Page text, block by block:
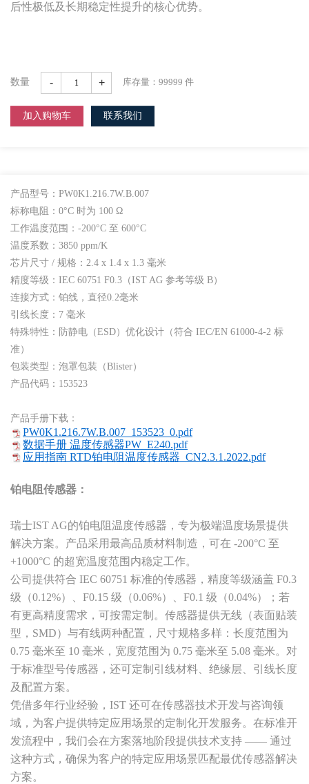
后性极低及长期稳定性提升的核心优势。
数量 - + 库存量： 99999 件
加入购物车 联系我们
产品型号：PW0K1.216.7W.B.007
标称电阻：0°C 时为 100 Ω
工作温度范围：-200°C 至 600°C
温度系数：3850 ppm/K
芯片尺寸 / 规格：2.4 x 1.4 x 1.3 毫米
精度等级：IEC 60751 F0.3（IST AG 参考等级 B）
连接方式：铂线，直径0.2毫米
引线长度：7 毫米
特殊特性：防静电（ESD）优化设计（符合 IEC/EN 61000-4-2 标
准）
包装类型：泡罩包装（Blister）
产品代码：153523
产品手册下载：
PW0K1.216.7W.B.007_153523_0.pdf
数据手册 温度传感器PW_E240.pdf
应用指南 RTD铂电阻温度传感器_CN2.3.1.2022.pdf
铂电阻传感器：
瑞士IST AG的铂电阻温度传感器，专为极端温度场景提供
解决方案。产品采用最高品质材料制造，可在 -200°C 至
+1000°C 的超宽温度范围内稳定工作。
公司提供符合 IEC 60751 标准的传感器，精度等级涵盖 F0.3
级（0.12%）、F0.15 级（0.06%）、F0.1 级（0.04%）；若
有更高精度需求，可按需定制。传感器提供无线（表面贴装
型，SMD）与有线两种配置，尺寸规格多样：长度范围为
0.75 毫米至 10 毫米，宽度范围为 0.75 毫米至 5.08 毫米。对
于标准型号传感器，还可定制引线材料、绝缘层、引线长度
及配置方案。
凭借多年行业经验，IST 还可在传感器技术开发与咨询领
域，为客户提供特定应用场景的定制化开发服务。在标准开
发流程中，我们会在方案落地阶段提供技术支持 —— 通过
这种方式，确保为客户的特定应用场景匹配最优传感器解决
方案。